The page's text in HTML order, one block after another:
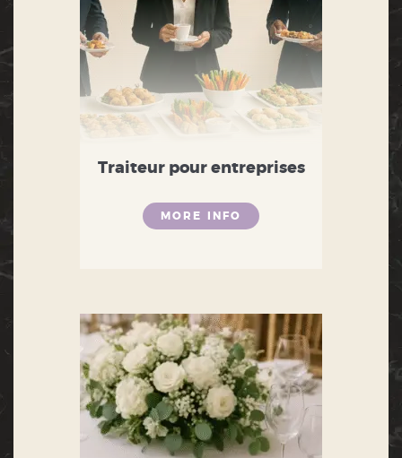
Traiteur pour entreprises
MORE INFO